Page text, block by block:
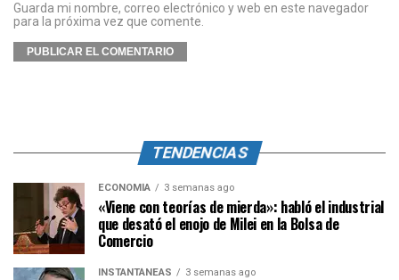
Guarda mi nombre, correo electrónico y web en este navegador
para la próxima vez que comente.
TENDENCIAS
ECONOMÍA 3 semanas ago
«Viene con teorías de mierda»: habló el industrial
que desató el enojo de Milei en la Bolsa de
Comercio
INSTANTÁNEAS 3 semanas ago